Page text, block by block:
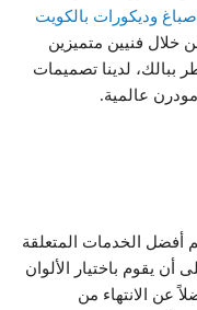
اصباغ وديكورات بالكويت
خلال فنيين متميزين
ببالك، لدينا تصميمات
مودرن عالمية.
أفضل الخدمات المتعلقة
أن يقوم باختيار الألوان
عن الانتهاء من